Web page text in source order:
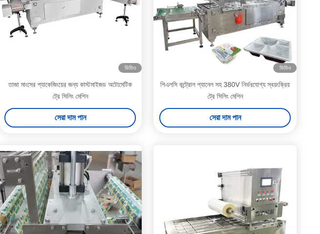
ভিডিও
তাজা মাংসের প্যাকেজিংয়ের জন্য কাস্টমাইজড অটোমেটিক
ট্রে সিলিং মেশিন
সেরা দাম পান
ভিডিও
পিএলসি কন্ট্রোল প্যানেল সহ 380V নির্ভরযোগ্য স্বয়ংক্রিয়
ট্রে সিলিং মেশিন
সেরা দাম পান